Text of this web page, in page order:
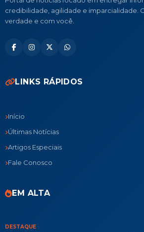
credibilidade, agilidade e imparcialidade.
verdade e com você.
LINKS RÁPIDOS
Início
Últimas Notícias
Artigos Especiais
Fale Conosco
EM ALTA
DESTAQUE